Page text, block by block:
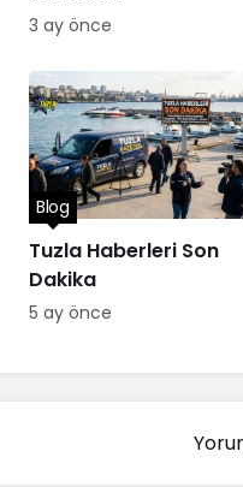
3 ay önce
Tuzla Haberleri Son
Dakika
Blog
5 ay önce